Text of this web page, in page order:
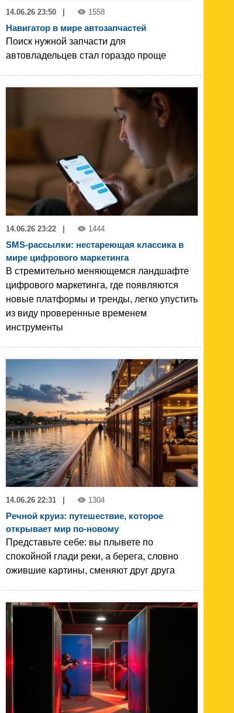
14.06.26 23:50 1558
Навигатор в мире автозапчастей
Поиск нужной запчасти для
автовладельцев стал гораздо проще
14.06.26 23:22 1444
SMS-рассылки: нестареющая классика в
мире цифрового маркетинга
В стремительно меняющемся ландшафте
цифрового маркетинга, где появляются
новые платформы и тренды, легко упустить
из виду проверенные временем
инструменты
14.06.26 22:31 1304
Речной круиз: путешествие, которое
открывает мир по-новому
Представьте себе: вы плывете по
спокойной глади реки, а берега, словно
ожившие картины, сменяют друг друга